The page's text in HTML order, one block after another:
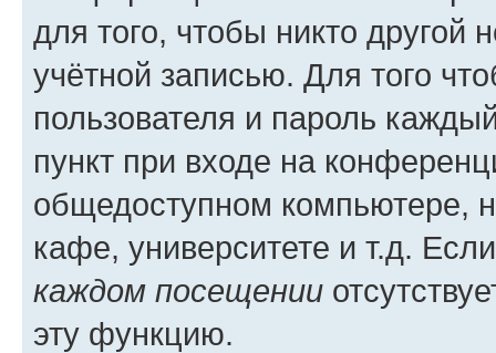
для того, чтобы никто другой
учётной записью. Для того
пользователя и пароль
пункт при входе на
общедоступном компьютере,
кафе, университете и т.д.
каждом посещении
эту функцию.